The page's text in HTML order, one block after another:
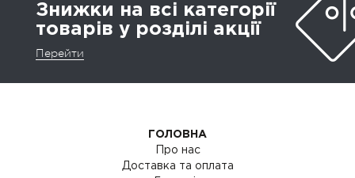
Знижки на всі категорії
товарів у розділі акції
Перейти
ГОЛОВНА
Про нас
Доставка та оплата